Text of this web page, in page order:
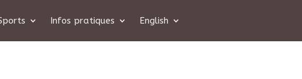
Infos pratiques English